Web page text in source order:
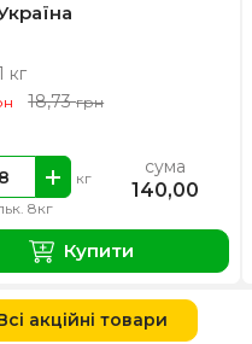
кг
18,73грн
8кг
кг сума
140,00
Купити
акційні товари